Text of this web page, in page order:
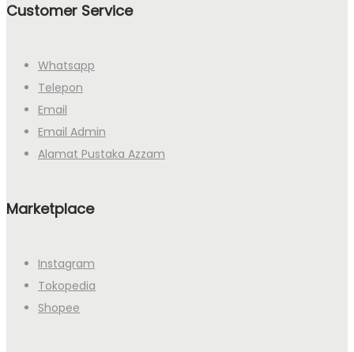
Customer Service
Whatsapp
Telepon
Email
Email Admin
Alamat Pustaka Azzam
Marketplace
Instagram
Tokopedia
Shopee